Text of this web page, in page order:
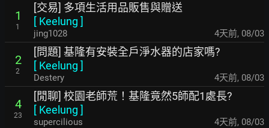
1
1
[交易] 多項生活用品販售與贈送
[ Keelung ]
jing1028 4天前, 08/03
2
2
[問題] 基隆有安裝全戶淨水器的店家嗎?
[ Keelung ]
Destery 4天前, 08/03
4
23
[閒聊] 校園老師荒！基隆竟然5師配1處長?
[ Keelung ]
supercilious 4天前, 08/03